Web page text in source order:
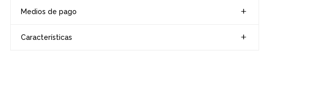
Medios de pago
Características